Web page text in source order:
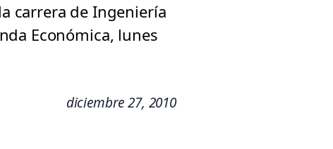
carrera de Ingeniería
Económica, lunes
diciembre 27, 2010